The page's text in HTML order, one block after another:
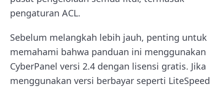
pengaturan ACL.
Sebelum melangkah lebih jauh, penting untuk
memahami bahwa panduan ini menggunakan
CyberPanel versi 2.4 dengan lisensi gratis. Jika
menggunakan versi berbayar seperti LiteSpeed